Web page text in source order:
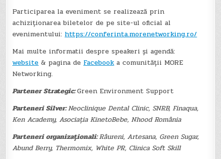
Participarea la eveniment se realizează prin
achiziționarea biletelor de pe site-ul oficial al
evenimentului: https://conferinta.morenetworking.ro/
Mai multe informatii despre speakeri și agendă:
website & pagina de Facebooka comunității MORE
Networking.
Partener Strategic:Green Environment Support
Parteneri Silver:Neoclinique Dental Clinic, SNRB, Finaqua,
Ken Academy, Asociația KinetoBebe, Nhood România
Parteneri organizaționali:Râureni, Artesana, Green Sugar,
Abund Berry, Thermomix, White PR, Clinica Soft Skill